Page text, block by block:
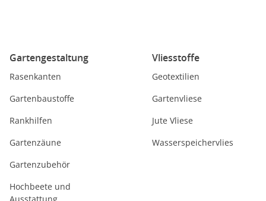
Gartengestaltung
Rasenkanten
Gartenbaustoffe
Rankhilfen
Gartenzäune
Gartenzubehör
Hochbeete und
Vliesstoffe
Geotextilien
Gartenvliese
Jute Vliese
Wasserspeichervlies